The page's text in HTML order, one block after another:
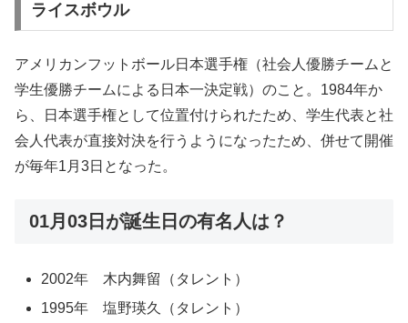
ライスボウル
アメリカンフットボール日本選手権（社会人優勝チームと
学生優勝チームによる日本一決定戦）のこと。1984年か
ら、日本選手権として位置付けられたため、学生代表と社
会人代表が直接対決を行うようになったため、併せて開催
が毎年1月3日となった。
01月03日が誕生日の有名人は？
2002年 木内舞留（タレント）
1995年 塩野瑛久（タレント）